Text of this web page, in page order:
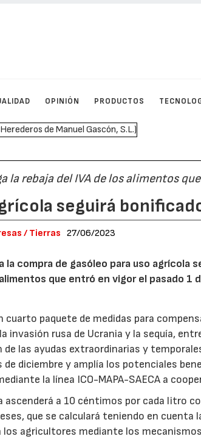
OPINIÓN PRODUCTOS
la rebaja del IVA de los alimentos
seguirá
/ Tierras 27/06/2023
la compra de gasóleo para uso agrícola
que entró en vigor el pasado 1
cuarto paquete de medidas para
invasión rusa de Ucrania y la sequía,
las ayudas extraordinarias y
diciembre y amplía los potenciales
la línea ICO-MAPA-SAECA a
ascenderá a 10 céntimos por cada litro
que se calculará teniendo en cuenta
los agricultores mediante los